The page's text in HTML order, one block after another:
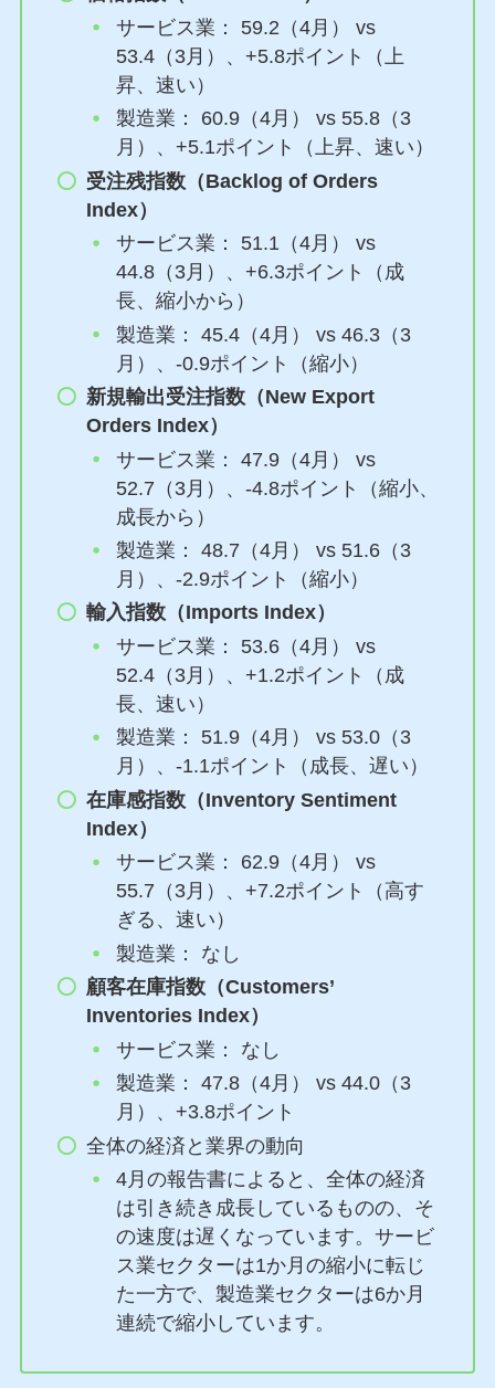
サービス業： 59.2（4月） vs
53.4（3月）、+5.8ポイント（上
昇、速い）
製造業： 60.9（4月） vs 55.8（3
月）、+5.1ポイント（上昇、速い）
受注残指数（Backlog of Orders
Index）
サービス業： 51.1（4月） vs
44.8（3月）、+6.3ポイント（成
長、縮小から）
製造業： 45.4（4月） vs 46.3（3
月）、-0.9ポイント（縮小）
新規輸出受注指数（New Export
Orders Index）
サービス業： 47.9（4月） vs
52.7（3月）、-4.8ポイント（縮小、
成長から）
製造業： 48.7（4月） vs 51.6（3
月）、-2.9ポイント（縮小）
輸入指数（Imports Index）
サービス業： 53.6（4月） vs
52.4（3月）、+1.2ポイント（成
長、速い）
製造業： 51.9（4月） vs 53.0（3
月）、-1.1ポイント（成長、遅い）
在庫感指数（Inventory Sentiment
Index）
サービス業： 62.9（4月） vs
55.7（3月）、+7.2ポイント（高す
ぎる、速い）
製造業： なし
顧客在庫指数（Customers’
Inventories Index）
サービス業： なし
製造業： 47.8（4月） vs 44.0（3
月）、+3.8ポイント
全体の経済と業界の動向
4月の報告書によると、全体の経済
は引き続き成長しているものの、そ
の速度は遅くなっています。サービ
ス業セクターは1か月の縮小に転じ
た一方で、製造業セクターは6か月
連続で縮小しています。